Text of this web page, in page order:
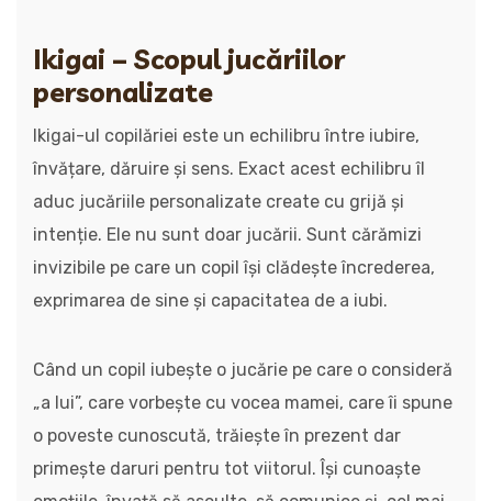
Ikigai – Scopul jucăriilor
personalizate
Ikigai-ul copilăriei este un echilibru între iubire,
învățare, dăruire și sens. Exact acest echilibru îl
aduc jucăriile personalizate create cu grijă și
intenție. Ele nu sunt doar jucării. Sunt cărămizi
invizibile pe care un copil își clădește încrederea,
exprimarea de sine și capacitatea de a iubi.
Când un copil iubește o jucărie pe care o consideră
„a lui”, care vorbește cu vocea mamei, care îi spune
o poveste cunoscută, trăiește în prezent dar
primește daruri pentru tot viitorul. Își cunoaște